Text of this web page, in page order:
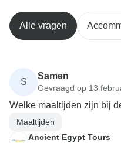
Alle vragen
S
Samen
Gevraagd op 13
Welke maaltijden zijn bij
Maaltijden
Ancient Egypt Tours